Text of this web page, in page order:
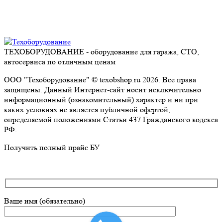
ТЕХОБОРУДОВАНИЕ - оборудование для гаража, СТО,
автосервиса по отличным ценам
ООО "Техоборудование" © texobshop.ru 2026. Все права
защищены. Данный Интернет-сайт носит исключительно
информационный (ознакомительный) характер и ни при
каких условиях не является публичной офертой,
определяемой положениями Статьи 437 Гражданского кодекса
РФ.
Go
Получить полный прайс БУ
Ваше имя (обязательно)